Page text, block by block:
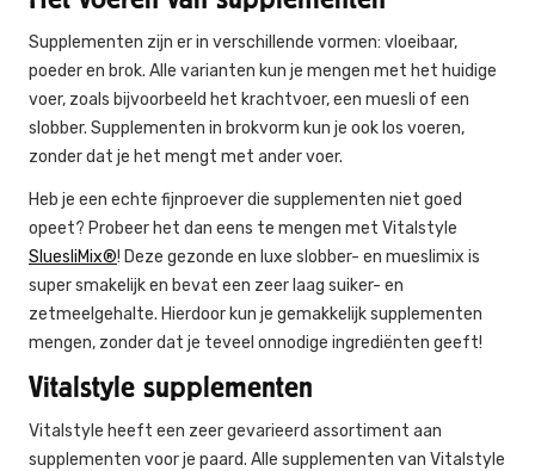
Supplementen zijn er in verschillende vormen: vloeibaar,
poeder en brok. Alle varianten kun je mengen met het huidige
voer, zoals bijvoorbeeld het krachtvoer, een muesli of een
slobber. Supplementen in brokvorm kun je ook los voeren,
zonder dat je het mengt met ander voer.
Heb je een echte fijnproever die supplementen niet goed
opeet? Probeer het dan eens te mengen met Vitalstyle
SluesliMix®! Deze gezonde en luxe slobber- en mueslimix is
super smakelijk en bevat een zeer laag suiker- en
zetmeelgehalte. Hierdoor kun je gemakkelijk supplementen
mengen, zonder dat je teveel onnodige ingrediënten geeft!
Vitalstyle supplementen
Vitalstyle heeft een zeer gevarieerd assortiment aan
supplementen voor je paard. Alle supplementen van Vitalstyle